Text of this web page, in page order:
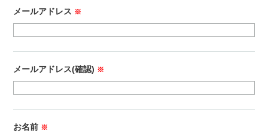
メールアドレス ※
メールアドレス(確認) ※
お名前 ※